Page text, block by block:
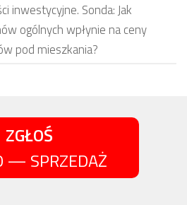
inwestycyjne. Sonda: Jak
ogólnych wpłynie na ceny
pod mieszkania?
ZGŁOŚ
— SPRZEDAŻ